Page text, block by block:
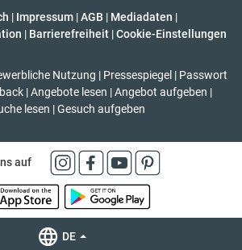
| Impressum |AGB | Mediadaten |
| Barrierefreiheit | Cookie-Einstellungen
Nutzung | Pressespiegel | Passwort
| Angebote lesen | Angebot aufgeben |
lesen | Gesuch aufgeben
auf
DE